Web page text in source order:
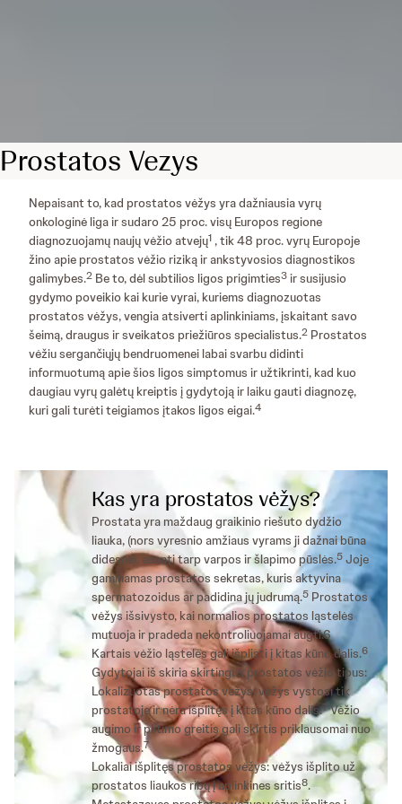
Prostatos Vezys
Nepaisant to, kad prostatos vėžys yra dažniausia vyrų
onkologinė liga ir sudaro 25 proc. visų Europos regione
diagnozuojamų naujų vėžio atvejų1 , tik 48 proc. vyrų Europoje
žino apie prostatos vėžio riziką ir ankstyvosios diagnostikos
galimybes.2 Be to, dėl subtilios ligos prigimties3 ir susijusio
gydymo poveikio kai kurie vyrai, kuriems diagnozuotas
prostatos vėžys, vengia atsiverti aplinkiniams, įskaitant savo
šeimą, draugus ir sveikatos priežiūros specialistus.2 Prostatos
vėžiu sergančiųjų bendruomenei labai svarbu didinti
informuotumą apie šios ligos simptomus ir užtikrinti, kad kuo
daugiau vyrų galėtų kreiptis į gydytoją ir laiku gauti diagnozę,
kuri gali turėti teigiamos įtakos ligos eigai.4
Kas yra prostatos vėžys?
Prostata yra maždaug graikinio riešuto dydžio
liauka, (nors vyresnio amžiaus vyrams ji dažnai būna
didesnė), esanti tarp varpos ir šlapimo pūslės.5 Joje
gaminamas prostatos sekretas, kuris aktyvina
spermatozoidus ar padidina jų judrumą.5 Prostatos
vėžys išsivysto, kai normalios prostatos ląstelės
mutuoja ir pradeda nekontroliuojamai augti.6
Kartais vėžio ląstelės gali išplisti į kitas kūno dalis.6
Gydytojai iš skiria skirtingus prostatos vėžio tipus:
Lokalizuotas prostatos vėžys: vėžys vystosi tik
prostatoje ir nėra išplitęs į kitas kūno dalis.7Vėžio
augimo ir plitimo greitis gali skirtis priklausomai nuo
žmogaus.7
Lokaliai išplitęs prostatos vėžys: vėžys išplito už
prostatos liaukos ribų į aplinkines sritis8.